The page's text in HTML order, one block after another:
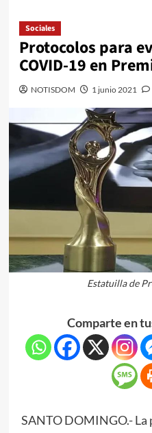
Sociales
Protocolos para
COVID-19 en
NOTISDOM 1 junio 2021
Estatuilla de
Comparte en
SANTO DOMINGO.- La